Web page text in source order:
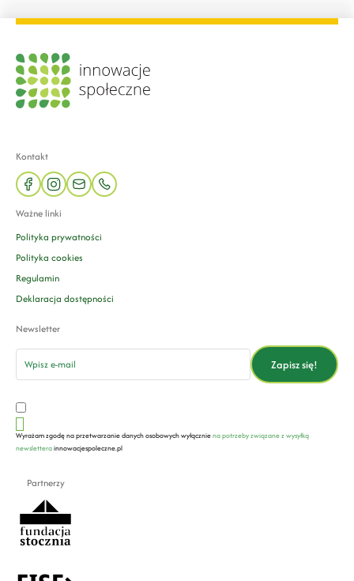
Kontakt
facebookinstagram
mail phone
Ważne linki
Polityka prywatności
Polityka cookies
Regulamin
Deklaracja dostępności
Newsletter
email
Zapisz się!
Wyrażam zgodę na przetwarzanie danych osobowych wyłączniena potrzeby związane z wysyłką
newsletterainnowacjespoleczne.pl
Partnerzy